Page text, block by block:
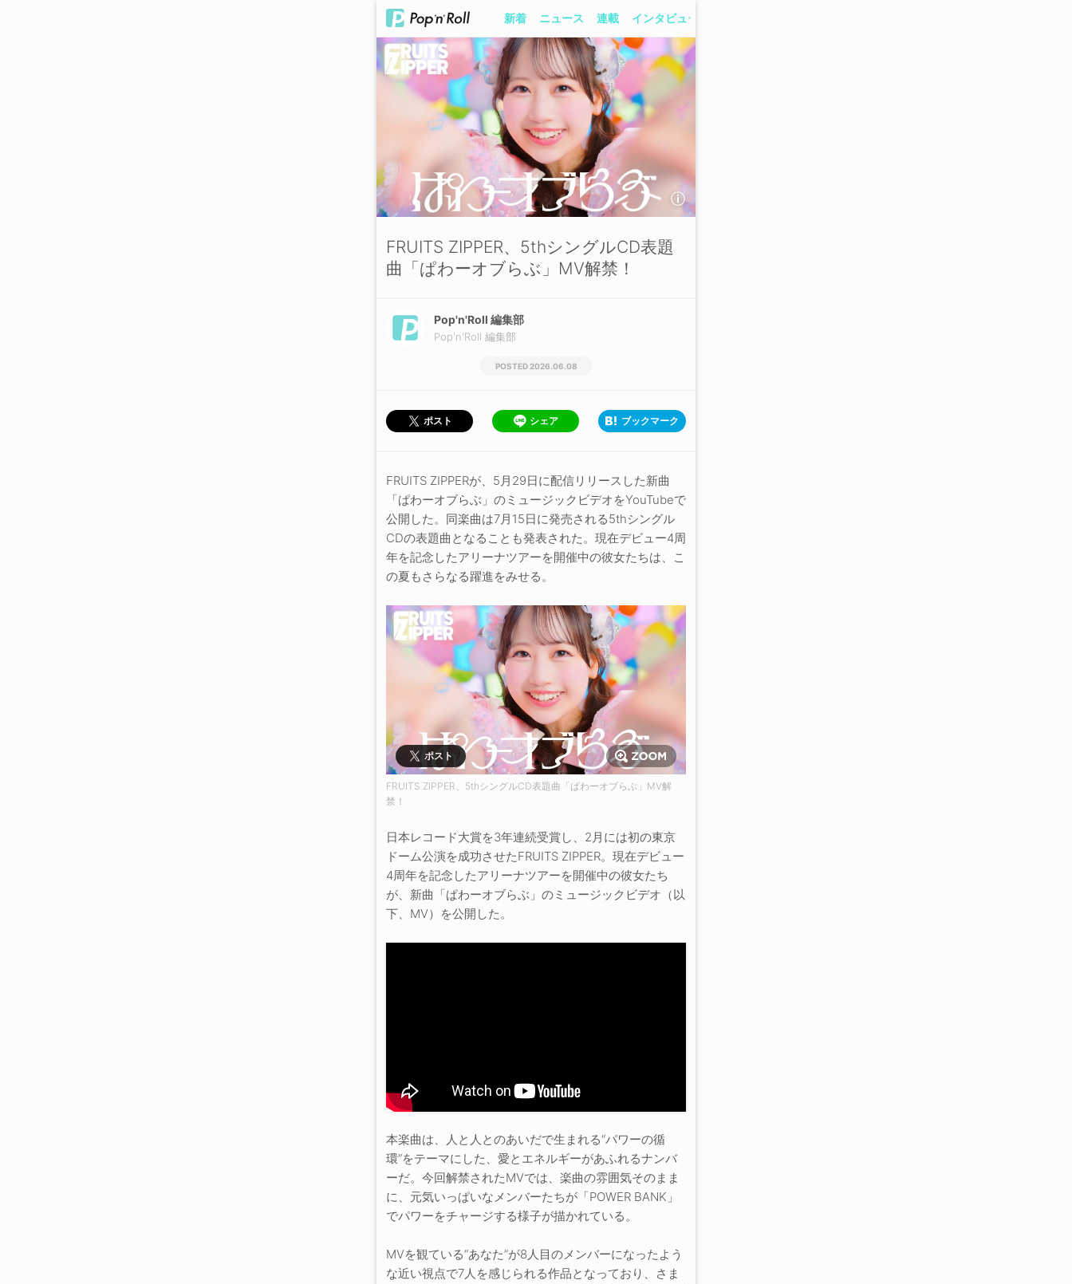
新着 ニュース 連載 インタビュー
FRUITS ZIPPER、5thシングルCD表題
曲「ぱわーオブらぶ」MV解禁！
Pop'n'Roll 編集部
Pop'n'Roll 編集部
2026.06.08
ポスト シェア ブックマーク
FRUITS ZIPPERが、5月29日に配信リリースした新曲
「ぱわーオブらぶ」のミュージックビデオをYouTubeで
公開した。同楽曲は7月15日に発売される5thシングル
CDの表題曲となることも発表された。現在デビュー4周
年を記念したアリーナツアーを開催中の彼女たちは、こ
の夏もさらなる躍進をみせる。
ポスト
FRUITS ZIPPER、5thシングルCD表題曲「ぱわーオブらぶ」MV解
禁！
日本レコード大賞を3年連続受賞し、2月には初の東京
ドーム公演を成功させたFRUITS ZIPPER。現在デビュー
4周年を記念したアリーナツアーを開催中の彼女たち
が、新曲「ぱわーオブらぶ」のミュージックビデオ（以
下、MV）を公開した。
本楽曲は、人と人とのあいだで生まれる“パワーの循
環”をテーマにした、愛とエネルギーがあふれるナンバ
ーだ。今回解禁されたMVでは、楽曲の雰囲気そのまま
に、元気いっぱいなメンバーたちが「POWER BANK」
でパワーをチャージする様子が描かれている。
MVを観ている“あなた”が8人目のメンバーになったよう
な近い視点で7人を感じられる作品となっており、さま